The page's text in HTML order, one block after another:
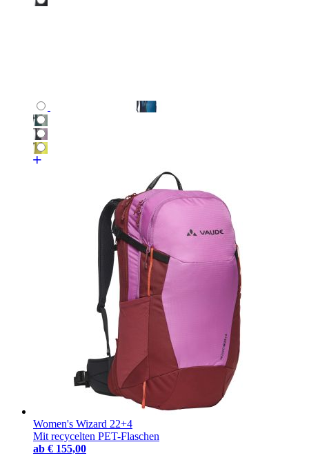
Women's Wizard 22+4
Mit recycelten PET-Flaschen
ab € 155,00